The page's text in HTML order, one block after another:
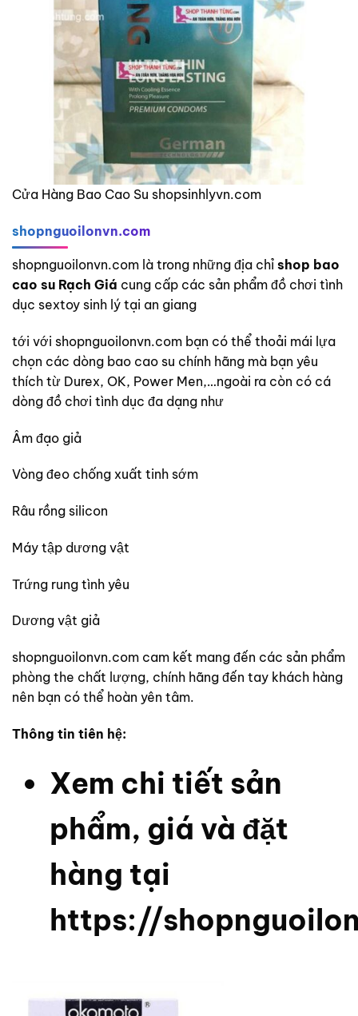
Cửa Hàng Bao Cao Su shopsinhlyvn.com
shopnguoilonvn.com
shopnguoilonvn.com là trong những địa chỉ shop bao
cao su Rạch Giá cung cấp các sản phẩm đồ chơi tình
dục sextoy sinh lý tại an giang
tới với shopnguoilonvn.com bạn có thể thoải mái lựa
chọn các dòng bao cao su chính hãng mà bạn yêu
thích từ Durex, OK, Power Men,…ngoài ra còn có cá
dòng đồ chơi tình dục đa dạng như
Âm đạo giả
Vòng đeo chống xuất tinh sớm
Râu rồng silicon
Máy tập dương vật
Trứng rung tình yêu
Dương vật giả
shopnguoilonvn.com cam kết mang đến các sản phẩm
phòng the chất lượng, chính hãng đến tay khách hàng
nên bạn có thể hoàn yên tâm.
Thông tin tiên hệ:
Xem chi tiết sản
phẩm, giá và đặt
hàng tại
https://